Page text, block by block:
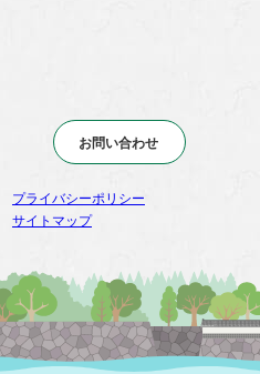
お問い合わせ
プライバシーポリシー
サイトマップ